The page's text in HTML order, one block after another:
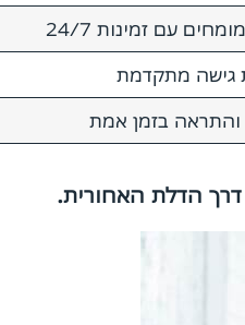
עם זמינות 24/7
גישה מתקדמת
והתראה בזמן אמת
הדלת האחורית.